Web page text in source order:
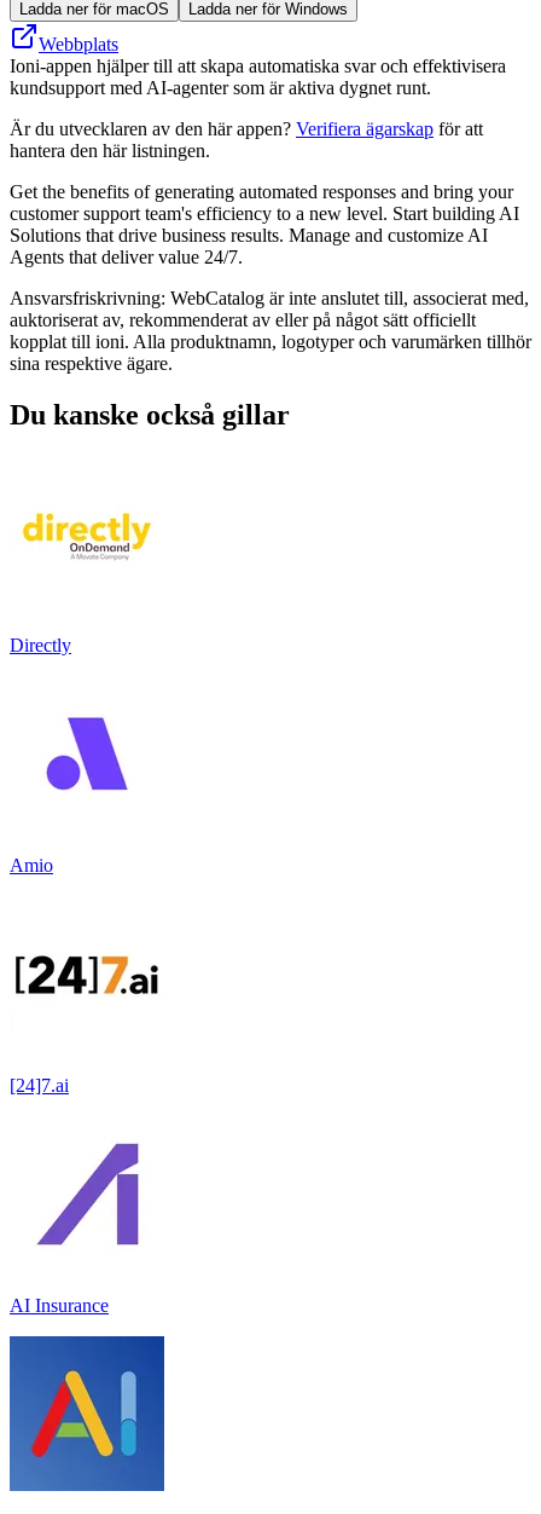
Ladda ner för macOS Ladda ner för Windows
Webbplats
Ioni-appen hjälper till att skapa automatiska svar och effektivisera
kundsupport med AI-agenter som är aktiva dygnet runt.
Är du utvecklaren av den här appen? Verifiera ägarskap för att
hantera den här listningen.
Get the benefits of generating automated responses and bring your
customer support team's efficiency to a new level. Start building AI
Solutions that drive business results. Manage and customize AI
Agents that deliver value 24/7.
Ansvarsfriskrivning: WebCatalog är inte anslutet till, associerat med,
auktoriserat av, rekommenderat av eller på något sätt officiellt
kopplat till ioni. Alla produktnamn, logotyper och varumärken tillhör
sina respektive ägare.
Du kanske också gillar
Directly
Amio
[24]7.ai
AI Insurance